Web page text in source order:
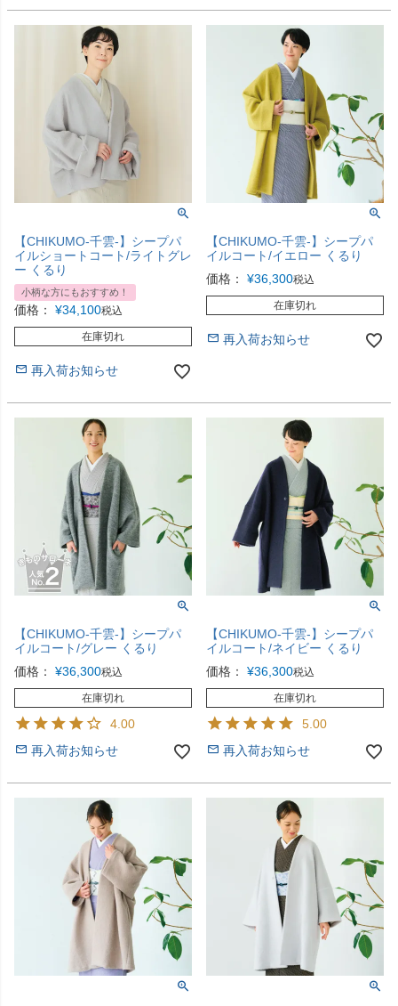
【CHIKUMO-千雲-】シープパ
イルショートコート/ライトグレ
ー くるり
小柄な方にもおすすめ！
価格： ¥34,100税込
在庫切れ
再入荷お知らせ
【CHIKUMO-千雲-】シープパ
イルコート/イエロー くるり
価格：
¥36,300税込
在庫切れ
再入荷お知らせ
【CHIKUMO-千雲-】シープパ
イルコート/グレー くるり
価格：
¥36,300税込
在庫切れ
4.00
再入荷お知らせ
【CHIKUMO-千雲-】シープパ
イルコート/ネイビー くるり
価格：
¥36,300税込
在庫切れ
5.00
再入荷お知らせ